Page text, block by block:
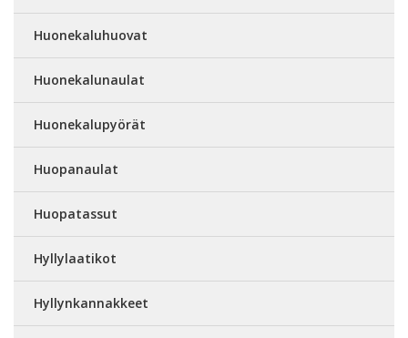
Huonekaluhuovat
Huonekalunaulat
Huonekalupyörät
Huopanaulat
Huopatassut
Hyllylaatikot
Hyllynkannakkeet